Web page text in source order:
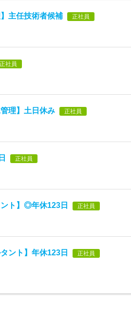
主任技術者候補 正社員
正社員
理】土日休み 正社員
正社員
ント】◎年休123日 正社員
ント】年休123日 正社員